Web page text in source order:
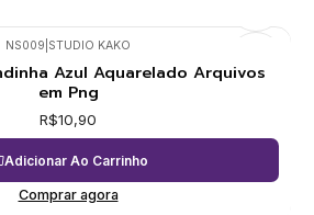
NS009 STUDIO KAKO
Azul Aquarelado Arquivos
em Png
R$10,90
Adicionar Ao Carrinho
Comprar agora